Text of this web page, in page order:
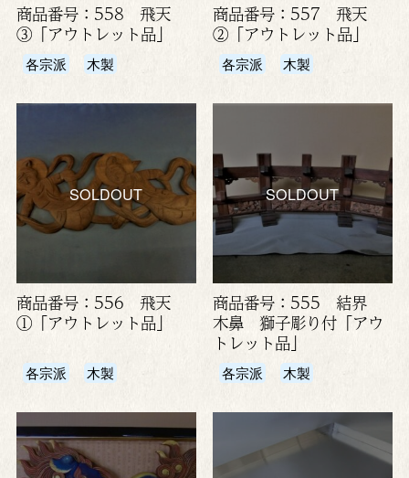
商品番号：558 飛天
③「アウトレット品」
各宗派 木製
商品番号：557 飛天
②「アウトレット品」
各宗派 木製
SOLDOUT
商品番号：556 飛天
①「アウトレット品」
各宗派 木製
SOLDOUT
商品番号：555 結界
木鼻 獅子彫り付「アウ
トレット品」
各宗派 木製